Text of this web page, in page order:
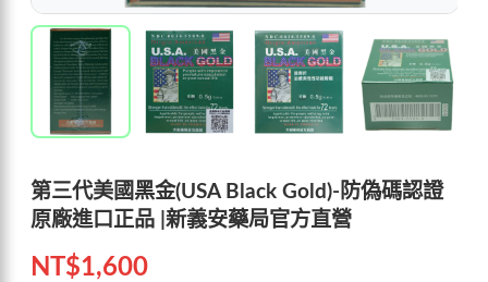
第三代美國黑金(USA Black Gold)-防偽碼認證
原廠進口正品 |新義安藥局官方直營
NT$1,600